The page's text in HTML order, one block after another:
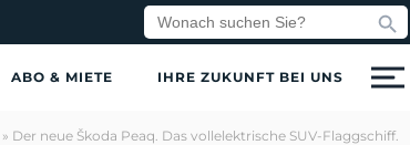
Search
for:
Search
ABO & MIETE IHRE ZUKUNFT BEI UNS
» Der neue Škoda Peaq. Das vollelektrische SUV-Flaggschiff.